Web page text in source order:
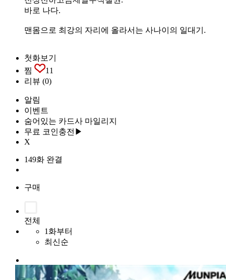
바로 나다.
맨몸으로 최강의 자리에 올라서는 사나이의 일대기.
첫화보기
찜
11
리뷰 (0)
알림
이벤트
숨어있는 카드사 마일리지
무료 코인충전▶
X
149화 완결
구매
전체
1화부터
최신순